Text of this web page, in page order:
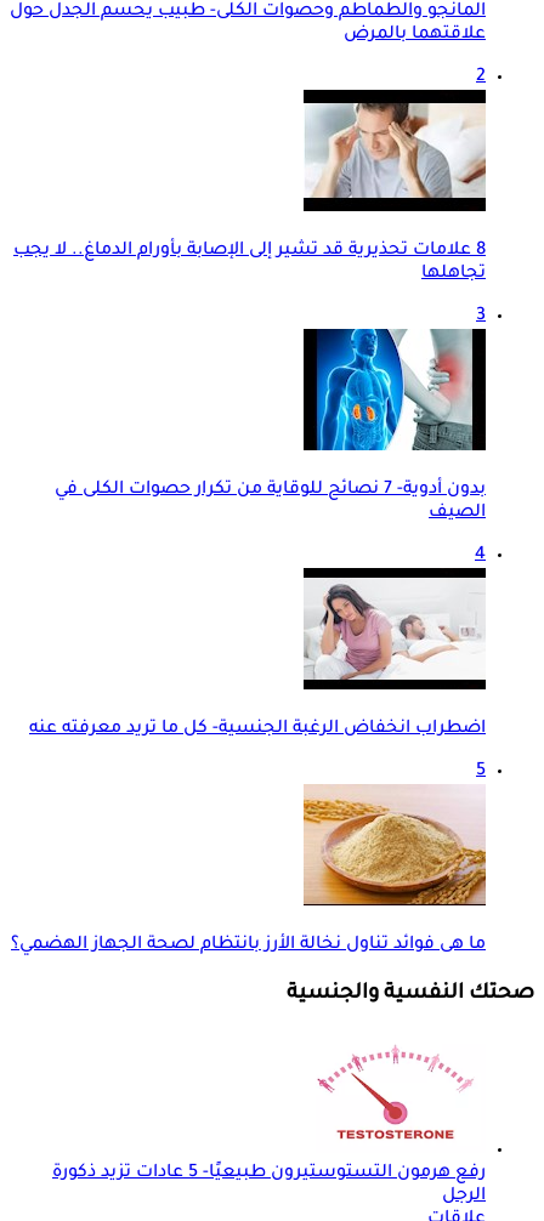
المانجو والطماطم وحصوات الكلى- طبيب يحسم الجدل حول
علاقتهما بالمرض
2
8 علامات تحذيرية قد تشير إلى الإصابة بأورام الدماغ.. لا يجب
تجاهلها
3
بدون أدوية- 7 نصائح للوقاية من تكرار حصوات الكلى في
الصيف
4
اضطراب انخفاض الرغبة الجنسية- كل ما تريد معرفته عنه
5
ما هى فوائد تناول نخالة الأرز بانتظام لصحة الجهاز الهضمي؟
صحتك النفسية والجنسية
رفع هرمون التستوستيرون طبيعيًا- 5 عادات تزيد ذكورة
الرجل